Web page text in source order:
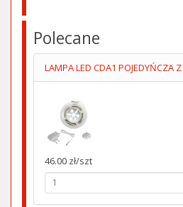
Polecane
46.00 zł/szt